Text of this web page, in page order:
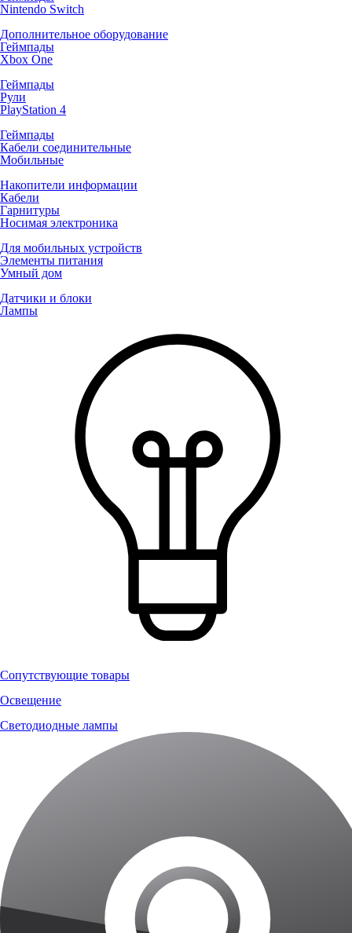
Nintendo Switch
Дополнительное оборудование
Геймпады
Xbox One
Геймпады
Рули
PlayStation 4
Геймпады
Кабели соединительные
Мобильные
Накопители информации
Кабели
Гарнитуры
Носимая электроника
Для мобильных устройств
Элементы питания
Умный дом
Датчики и блоки
Лампы
Сопутствующие товары
Освещение
Светодиодные лампы